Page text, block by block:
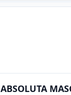
ABSOLUTA